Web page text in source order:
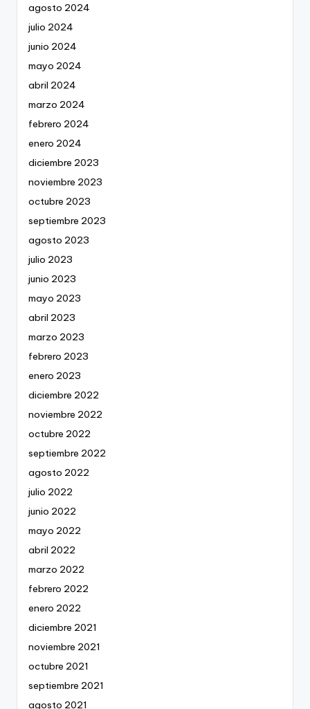
agosto 2024
julio 2024
junio 2024
mayo 2024
abril 2024
marzo 2024
febrero 2024
enero 2024
diciembre 2023
noviembre 2023
octubre 2023
septiembre 2023
agosto 2023
julio 2023
junio 2023
mayo 2023
abril 2023
marzo 2023
febrero 2023
enero 2023
diciembre 2022
noviembre 2022
octubre 2022
septiembre 2022
agosto 2022
julio 2022
junio 2022
mayo 2022
abril 2022
marzo 2022
febrero 2022
enero 2022
diciembre 2021
noviembre 2021
octubre 2021
septiembre 2021
agosto 2021